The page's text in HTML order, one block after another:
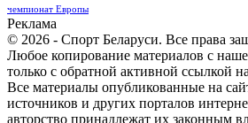
чемпионат Европы
Реклама
© 2026 - Спорт Беларуси. Все права
Любое копирование материалов с
только с обратной активной ссылкой
Все материалы опубликованные на
источников и других порталов
авторство принадлежат их законным